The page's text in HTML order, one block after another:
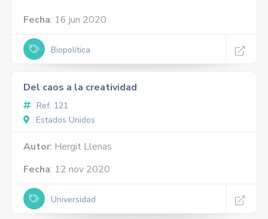
Fecha: 16 jun 2020
Biopolítica
Del caos a la creatividad
Ref. 121
Estados Unidos
Autor: Hergit Llenas
Fecha: 12 nov 2020
Universidad